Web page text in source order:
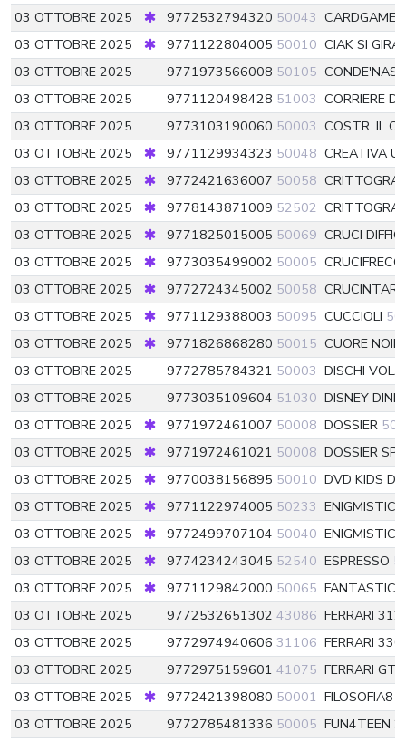
03 OTTOBRE 2025
9772532794320 50043 CARDGAME
03 OTTOBRE 2025
9771122804005 50010 CIAK SI
03 OTTOBRE 2025
9771973566008 50105
03 OTTOBRE 2025
9771120498428 51003 CORRIERE
03 OTTOBRE 2025
9773103190060 50003 COSTR. IL
03 OTTOBRE 2025
9771129934323 50048 CREATIVA
03 OTTOBRE 2025
9772421636007 50058
03 OTTOBRE 2025
9778143871009 52502
03 OTTOBRE 2025
9771825015005 50069 CRUCI
03 OTTOBRE 2025
9773035499002 50005
03 OTTOBRE 2025
9772724345002 50058
03 OTTOBRE 2025
9771129388003 50095 CUCCIOLI
03 OTTOBRE 2025
9771826868280 50015 CUORE NOIR
03 OTTOBRE 2025
9772785784321 50003 DISCHI
03 OTTOBRE 2025
9773035109604 51030 DISNEY
03 OTTOBRE 2025
9771972461007 50008 DOSSIER
03 OTTOBRE 2025
9771972461021 50008 DOSSIER
03 OTTOBRE 2025
9770038156895 50010 DVD KIDS DI
03 OTTOBRE 2025
9771122974005 50233
03 OTTOBRE 2025
9772499707104 50040
03 OTTOBRE 2025
9774234243045 52540 ESPRESSO
03 OTTOBRE 2025
9771129842000 50065
03 OTTOBRE 2025
9772532651302 43086 FERRARI
03 OTTOBRE 2025
9772974940606 31106 FERRARI
03 OTTOBRE 2025
9772975159601 41075 FERRARI GT
03 OTTOBRE 2025
9772421398080 50001 FILOSOFIA8
03 OTTOBRE 2025
9772785481336 50005 FUN4TEEN